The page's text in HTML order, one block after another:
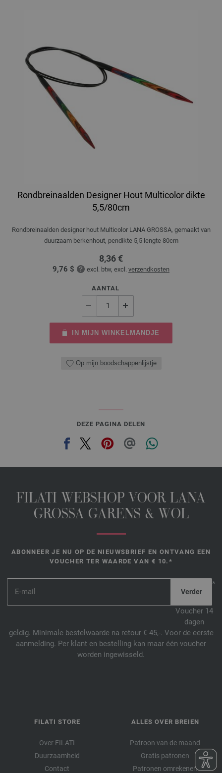
Rondbreinaalden Designer Hout Multicolor dikte
5,5/80cm
Rondbreinaalden designer hout Multicolor LANA GROSSA, gemaakt van
duurzaam berkenhout, pendikte 5,5 lengte 80cm
8,36 €
9,76 $ excl. btw, excl. verzendkosten
AANTAL
IN MIJN WINKELMANDJE
Op mijn boodschappenlijstje
DEZE PAGINA DELEN
FILATI WEBSHOP VOOR LANA
GROSSA GARENS & WOL
ABONNEER JE NU OP DE NIEUWSBRIEF EN ONTVANG EEN
VOUCHER TER WAARDE VAN € 10.*
*
Voucher 14
dagen
geldig. Minimale bestelwaarde na retour € 45,-. Voor de eerste
aanmelding. Per klant en bestelling kan maar één voucher
worden ingewisseld.
FILATI STORE
Over FILATI
Duurzaamheid
Contact
ALLES OVER BREIEN
Patroon van de maand
Gratis patronen
Patronen omrekenen